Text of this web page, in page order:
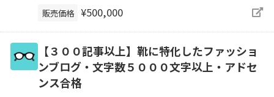
販売価格 ¥500,000
【３００記事以上】靴に特化したファッショ
ンブログ・文字数５０００文字以上・アドセ
ンス合格